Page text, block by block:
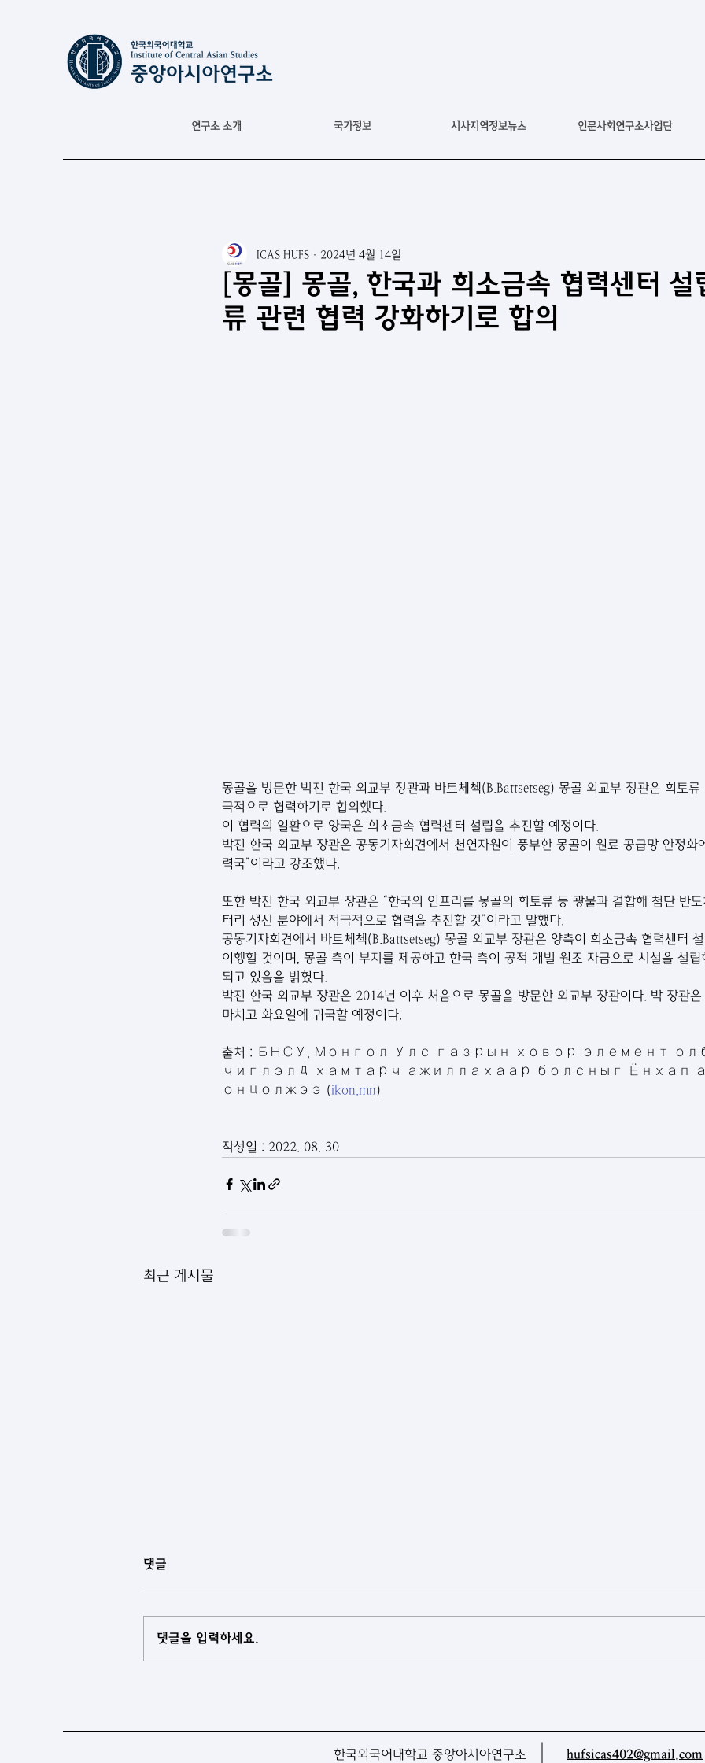
연구소 소개 국가정보 시사지역정보뉴스 인문사회연구소사업단
[몽골] 몽골, 한국과 희소금속 협력센터 설
류 관련 협력 강화하기로 합의
ICAS HUFS 2024년 4월 14일
몽골을 방문한 박진 한국 외교부 장관과 바트체첵(B.Battsetseg) 몽골 외교부 장관은 희토류
극적으로 협력하기로 합의했다.
이 협력의 일환으로 양국은 희소금속 협력센터 설립을 추진할 예정이다.
박진 한국 외교부 장관은 공동기자회견에서 천연자원이 풍부한 몽골이 원료 공급망 안정화
력국”이라고 강조했다.
또한 박진 한국 외교부 장관은 “한국의 인프라를 몽골의 희토류 등 광물과 결합해 첨단 반
터리 생산 분야에서 적극적으로 협력을 추진할 것”이라고 말했다.
공동기자회견에서 바트체첵(B.Battsetseg) 몽골 외교부 장관은 양측이 희소금속 협력센터
이행할 것이며, 몽골 측이 부지를 제공하고 한국 측이 공적 개발 원조 자금으로 시설을 설립
되고 있음을 밝혔다.
박진 한국 외교부 장관은 2014년 이후 처음으로 몽골을 방문한 외교부 장관이다. 박 장관
마치고 화요일에 귀국할 예정이다.
출처 : БНСУ, Монгол Улс газрын ховор элемент
чиглэлд хамтарч ажиллахаар болсныг Ёнхап
онцолжээ (ikon.mn)
작성일 : 2022. 08. 30
최근 게시물
댓글
댓글을 입력하세요.
한국외국어대학교 중앙아시아연구소 hufsicas402@gmail.com